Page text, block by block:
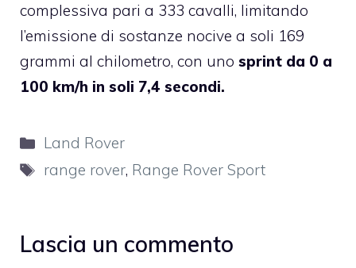
complessiva pari a 333 cavalli, limitando
l’emissione di sostanze nocive a soli 169
grammi al chilometro, con uno sprint da 0 a
100 km/h in soli 7,4 secondi.
Categorie
Land Rover
Tag
range rover, Range Rover Sport
Lascia un commento